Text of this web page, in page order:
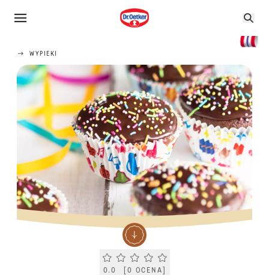
WYPIEKI
Current rating 0.0. Click to rate.
0.0 0 OCENA